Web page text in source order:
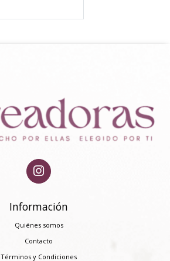
Información
Quiénes somos
Contacto
Términos y Condiciones